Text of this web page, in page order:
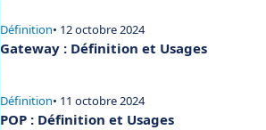
Définition• 12 octobre 2024
Gateway : Définition et Usages
Définition• 11 octobre 2024
POP : Définition et Usages